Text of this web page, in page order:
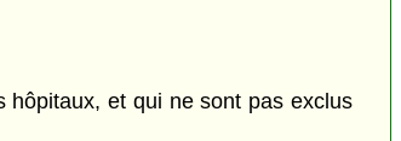
hôpitaux, et qui ne sont pas exclus